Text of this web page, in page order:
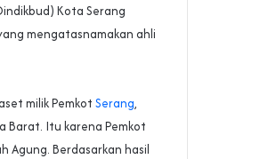
Kota Serang
mengatasnamakan ahli
milik PemkotSerang,
Barat. Itu karena Pemkot
Agung. Berdasarkan hasil